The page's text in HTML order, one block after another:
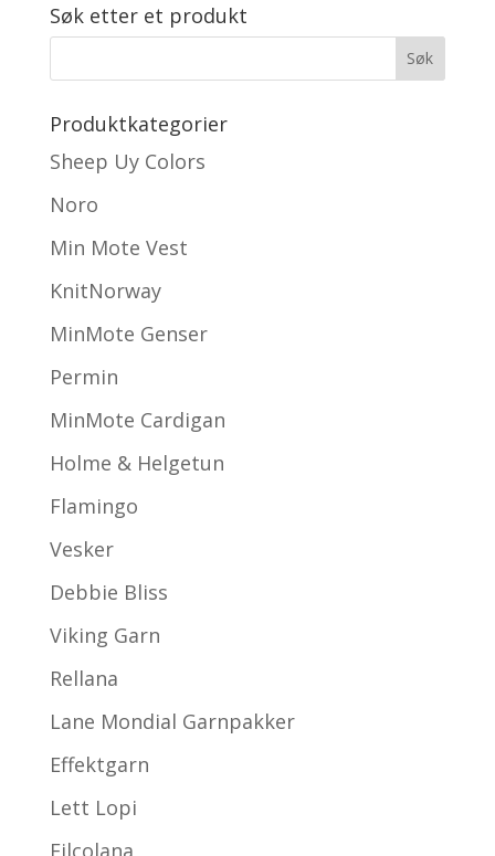
Søk etter et produkt
Produktkategorier
Sheep Uy Colors
Noro
Min Mote Vest
KnitNorway
MinMote Genser
Permin
MinMote Cardigan
Holme & Helgetun
Flamingo
Vesker
Debbie Bliss
Viking Garn
Rellana
Lane Mondial Garnpakker
Effektgarn
Lett Lopi
Filcolana